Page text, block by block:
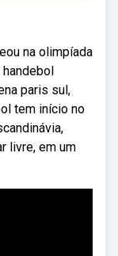
na olimpíada
paris sul,
tem início no
livre, em um